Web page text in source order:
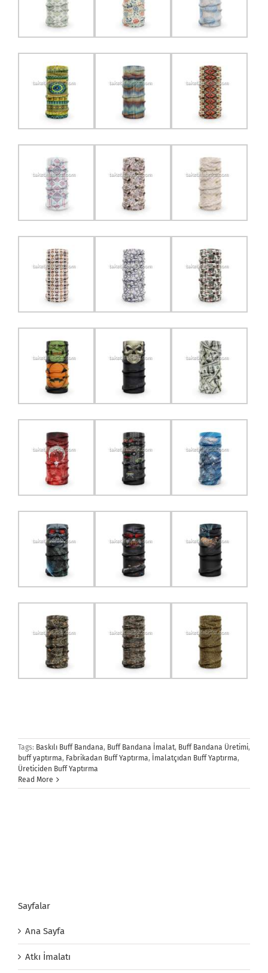
Tags: Baskılı Buff Bandana, Buff Bandana İmalat, Buff Bandana Üretimi,
buff yaptırma, Fabrikadan Buff Yaptırma, İmalatçıdan Buff Yaptırma,
Üreticiden Buff Yaptırma
Read More
Sayfalar
Ana Sayfa
Atkı İmalatı